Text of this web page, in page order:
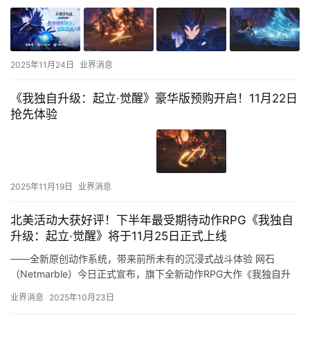
2025年11月24日 业界消息
《我独自升级：起立·觉醒》豪华版预购开启！11月22日
抢先体验
2025年11月19日 业界消息
北美活动大获好评！下半年最受期待动作RPG《我独自
升级：起立·觉醒》将于11月25日正式上线
——全新原创动作系统，带来前所未有的沉浸式战斗体验 网石
（Netmarble）今日正式宣布，旗下全新动作RPG大作《我独自升
业界消息 2025年10月23日